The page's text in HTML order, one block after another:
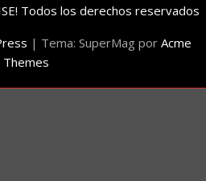
Todos los derechos reservados
| Tema: SuperMag por Acme
Themes